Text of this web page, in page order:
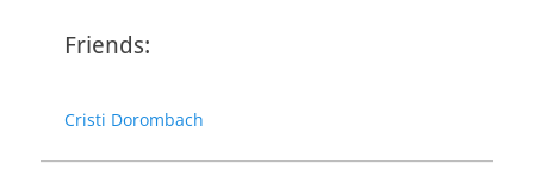
Friends:
Cristi Dorombach